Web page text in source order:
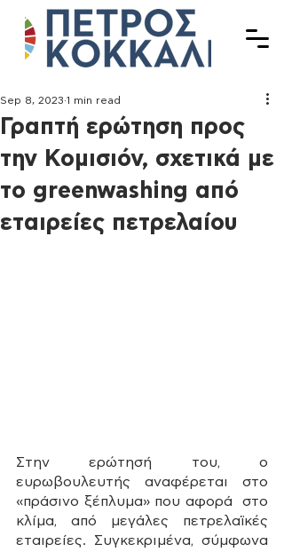
Γραπτή ερώτηση προς
την Κομισιόν, σχετικά με
το greenwashing από
εταιρείες πετρελαίου
Sep 8, 2023 1 min read
Στην ερώτησή του, ο
ευρωβουλευτής αναφέρεται στο
«πράσινο ξέπλυμα» που αφορά  στο
κλίμα, από μεγάλες πετρελαϊκές
εταιρείες. Συγκεκριμένα, σύμφωνα